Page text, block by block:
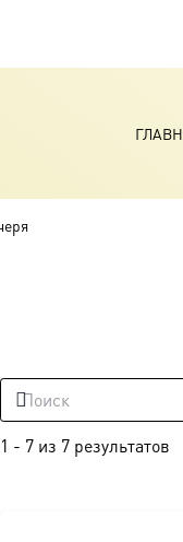
1 - 7 из 7 результатов